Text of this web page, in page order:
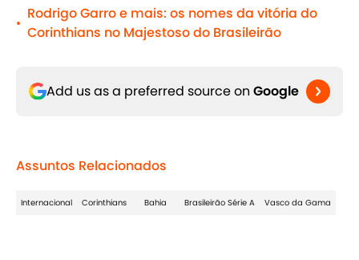
•
Rodrigo Garro e mais: os nomes da vitória do
Corinthians no Majestoso do Brasileirão
Add us as a preferred source on Google
Assuntos Relacionados
Internacional Corinthians Bahia Brasileirão Série A Vasco da Gama